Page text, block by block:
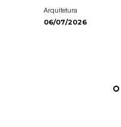
Arquitetura
06/07/2026